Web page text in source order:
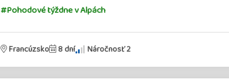
#Pohodové týždne v Alpách
Francúzsko 8 dní Náročnosť 2